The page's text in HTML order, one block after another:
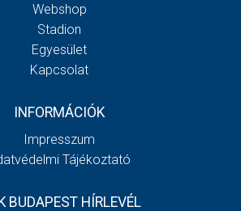
Webshop
Stadion
Egyesület
Kapcsolat
INFORMÁCIÓK
Impresszum
Tájékoztató
BUDAPEST HÍRLEVÉL